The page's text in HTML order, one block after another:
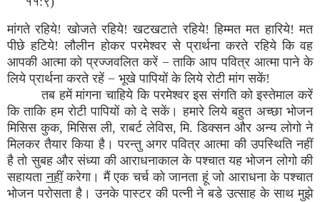
मांगते रहिये! खोजते रहिये! खटखटाते रहिये! हिम्मत मत हारिये! मत
पीछे हटिये! लौलीन होकर परमेश्वर से प्रार्थना करते रहिये कि वह
आपकी आत्मा को प्रज्जवलित करें − ताकि आप पवित्र आत्मा पाने के
लिये प्रार्थना करते रहें − भूखे पापियों के लिये रोटी मांग सकें!
तब हमें मांगना चाहिये कि परमेश्वर इस संगति को इस्तेमाल करें
कि ताकि हम रोटी पापियों को दे सकें। हमारे लिये बहुत अच्छा भोजन
मिसिस कुक, मिसिस ली, राबर्ट लेविस, मि. डिक्सन और अन्य लोगो ने
मिलकर तैयार किया है। परन्तु अगर पवित्र आत्मा की उपस्थिति नहीं
है तो सुबह और संध्या की आराधनाकाल के पश्चात यह भोजन लोगो की
सहायतानहींकरेगा। मैं एक चर्च को जानता हूं जो आराधना के पश्चात
भोजन परोसता है। उनके पास्टर की पत्नी ने बडे उत्साह के साथ मुझे